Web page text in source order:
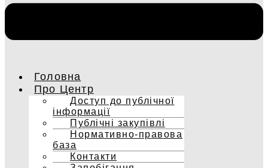
Головна
Про Центр
Доступ до публічної
інформації
Публічні закупівлі
Нормативно-правова
база
Контакти